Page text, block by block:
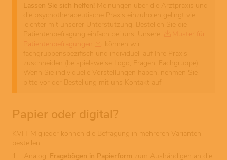
Lassen Sie sich helfen! Meinungen über die Arztpraxis und
die psychotherapeutische Praxis einzuholen gelingt viel
leichter mit unserer Unterstützung. Bestellen Sie die
Patientenbefragung einfach bei uns. Unsere
Muster für
Patientenbefragungen
können wir
fachgruppenspezifisch und individuell auf Ihre Praxis
zuschneiden (beispielsweise Logo, Fragen, Fachgruppe).
Wenn Sie individuelle Vorstellungen haben, nehmen Sie
bitte vor der Bestellung mit uns Kontakt auf
Papier oder digital?
KVH-Miglieder können die Befragung in mehreren Varianten
bestellen:
Analog: Fragebögen in Papierform zum Aushändigen an die